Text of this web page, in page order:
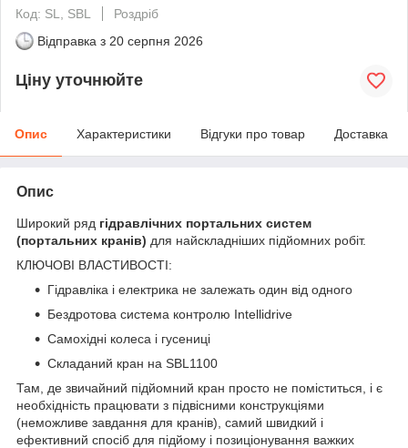
Код: SL, SBL
Роздріб
Відправка з 20 серпня 2026
Ціну уточнюйте
Опис Характеристики Відгуки про товар Доставка
Опис
Широкий ряд гідравлічних портальних систем
(портальних кранів) для найскладніших підйомних робіт.
КЛЮЧОВІ ВЛАСТИВОСТІ:
Гідравліка і електрика не залежать один від одного
Бездротова система контролю Intellidrive
Самохідні колеса і гусениці
Складаний кран на SBL1100
Там, де звичайний підйомний кран просто не поміститься, і є
необхідність працювати з підвісними конструкціями
(неможливе завдання для кранів), самий швидкий і
ефективний спосіб для підйому і позиціонування важких